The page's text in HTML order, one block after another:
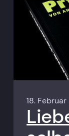
18. Februar